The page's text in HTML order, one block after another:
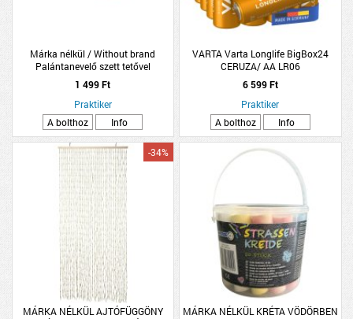
Márka nélkül / Without brand
Palántanevelő szett tetővel
27,5x20x11cm papír ültetővel 24
ültetőlyukkal
1 499 Ft
Praktiker
A bolthoz
Info
VARTA Varta Longlife BigBox24
CERUZA/ AA LR06
6 599 Ft
Praktiker
A bolthoz
Info
MÁRKA NÉLKÜL AJTÓFÜGGÖNY
-34%
MÁRKA NÉLKÜL KRÉTA VÖDÖRBEN